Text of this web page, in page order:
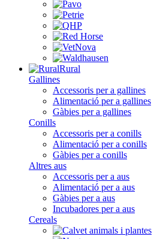
Rural
Gallines
Accessoris per a gallines
Alimentació per a gallines
Gàbies per a gallines
Conills
Accessoris per a conills
Alimentació per a conills
Gàbies per a conills
Altres aus
Accessoris per a aus
Alimentació per a aus
Gàbies per a aus
Incubadores per a aus
Cereals